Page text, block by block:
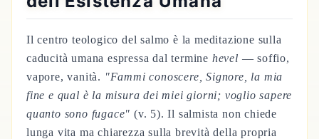
Il centro teologico del salmo è la meditazione sulla
caducità umana espressa dal termine hevel — soffio,
vapore, vanità. "Fammi conoscere, Signore, la mia
fine e qual è la misura dei miei giorni; voglio sapere
quanto sono fugace" (v. 5). Il salmista non chiede
lunga vita ma chiarezza sulla brevità della propria